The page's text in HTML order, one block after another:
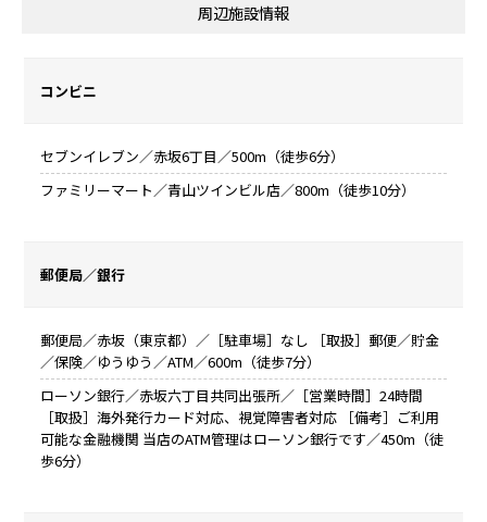
周辺施設情報
コンビニ
セブンイレブン／赤坂6丁目／500m（徒歩6分）
ファミリーマート／青山ツインビル店／800m（徒歩10分）
郵便局／銀行
郵便局／赤坂（東京都）／［駐車場］なし ［取扱］郵便／貯金
／保険／ゆうゆう／ATM／600m（徒歩7分）
ローソン銀行／赤坂六丁目共同出張所／［営業時間］24時間
［取扱］海外発行カード対応、視覚障害者対応 ［備考］ご利用
可能な金融機関 当店のATM管理はローソン銀行です／450m（徒
歩6分）